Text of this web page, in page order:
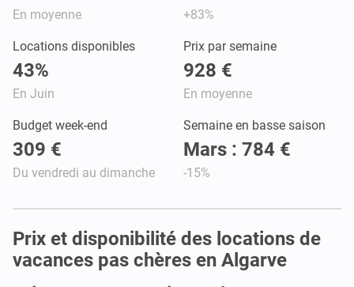
En moyenne +83%
Locations disponibles
43%
En Juin
Prix par semaine
928 €
En moyenne
Budget week-end
309 €
Du vendredi au dimanche
Semaine en basse saison
Mars : 784 €
-15%
Prix et disponibilité des locations de
vacances pas chères en Algarve